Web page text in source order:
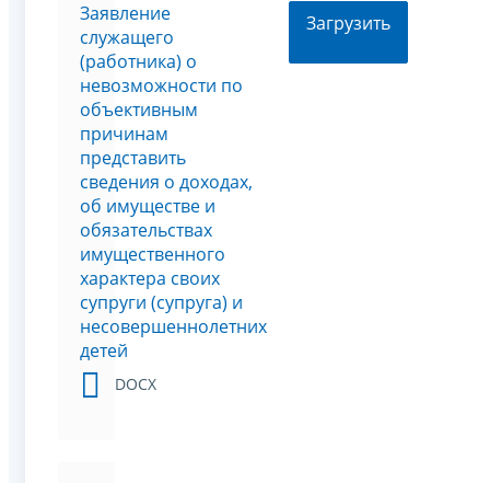
Заявление
служащего
(работника) о
невозможности по
объективным
причинам
представить
сведения о доходах,
об имуществе и
обязательствах
имущественного
характера своих
супруги (супруга) и
несовершеннолетних
детей
DOCX
Загрузить